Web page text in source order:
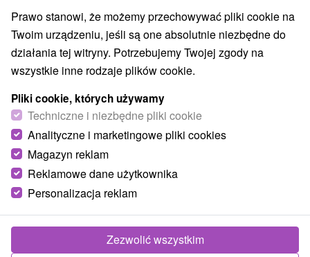
Aquaparki, baseny Kościoły drewniane (1)
Wodospady (9) Pomniki (1) Atrakcje dla dzieci (23)
Tarcze Escaperoom(1) Ogrody botaniczne
Muzea i galerie (10) Atrakcje turystyczne (12)
Atrakcje z adrenaliną (8)
Tory bobslejowe(1) Jaskinie(2)
Wsie i miasta
Vysoké Tatry(15)
Prawo stanowi, że możemy przechowywać pliki cookie na
Twoim urządzeniu, jeśli są one absolutnie niezbędne do
działania tej witryny. Potrzebujemy Twojej zgody na
wszystkie inne rodzaje plików cookie.
Pliki cookie, których używamy
Techniczne i niezbędne pliki cookie
Analityczne i marketingowe pliki cookies
Magazyn reklam
Reklamowe dane użytkownika
Personalizacja reklam
Zezwolić wszystkim